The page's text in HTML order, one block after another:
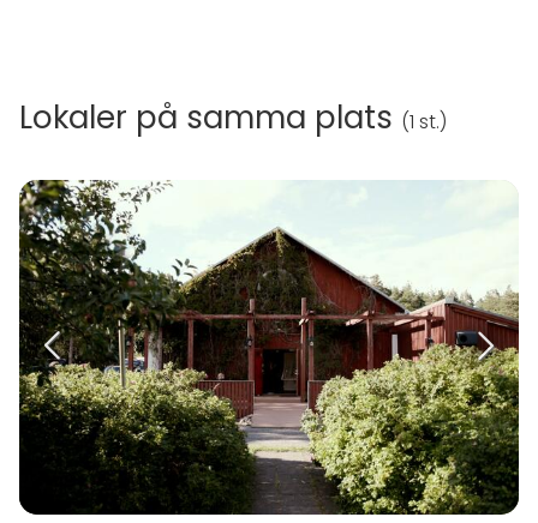
Lokaler på samma plats (1 st.)